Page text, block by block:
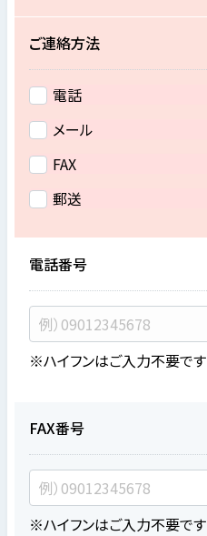
ご連絡方法
電話
メール
FAX
郵送
電話番号
※ハイフンはご入力不要です
FAX番号
※ハイフンはご入力不要です